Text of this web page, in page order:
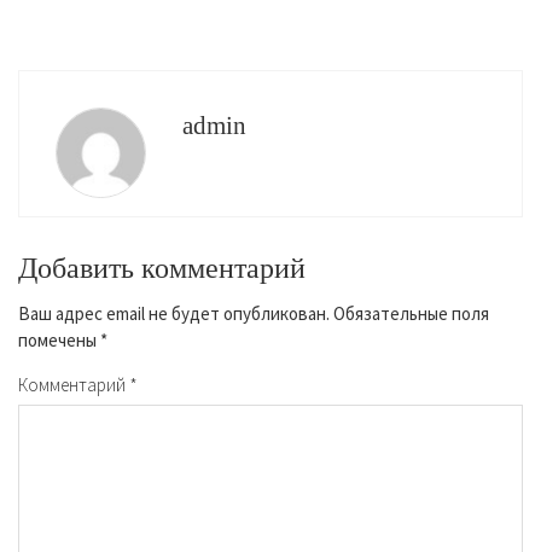
admin
Добавить комментарий
Ваш адрес email не будет опубликован. Обязательные поля
помечены *
Комментарий *